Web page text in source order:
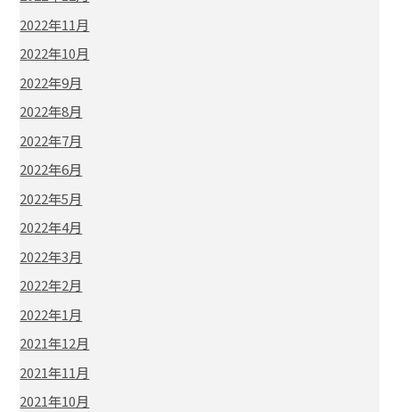
2022年11月
2022年10月
2022年9月
2022年8月
2022年7月
2022年6月
2022年5月
2022年4月
2022年3月
2022年2月
2022年1月
2021年12月
2021年11月
2021年10月